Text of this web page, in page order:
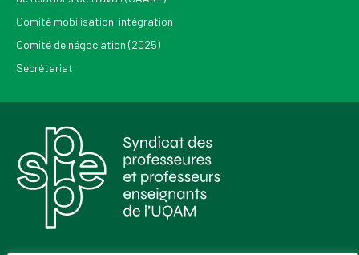
Comité mobilisation-intégration
Comité de négociation (2025)
Secrétariat